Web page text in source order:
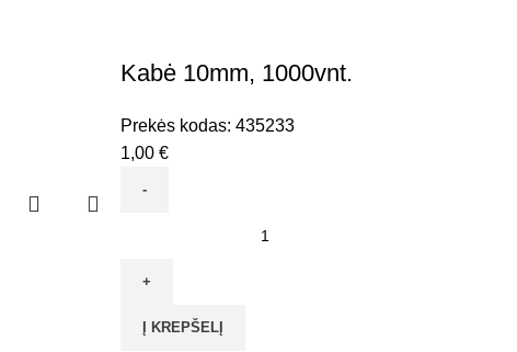
Kabė 10mm, 1000vnt.
Prekės kodas: 435233
1,00 €
Kabė
1000vnt.
Į KREPŠELĮ